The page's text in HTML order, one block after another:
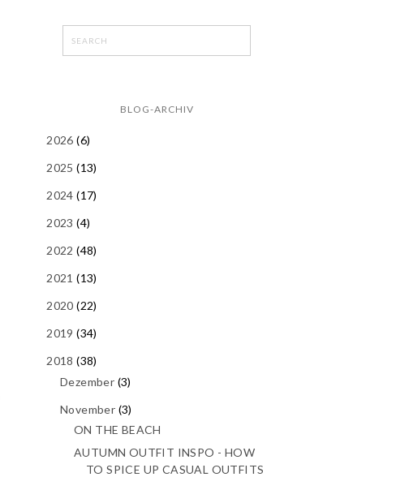
BLOG-ARCHIV
2026(6)
2025(13)
2024(17)
2023(4)
2022(48)
2021(13)
2020(22)
2019(34)
2018(38)
Dezember (3)
November (3)
ON THE BEACH
AUTUMN OUTFIT INSPO - HOW
TO SPICE UP CASUAL OUTFITS